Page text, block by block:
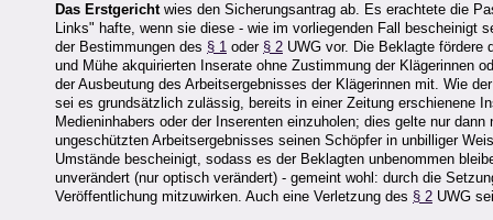
Das Erstgerichtwies den Sicherungsantrag ab. Es erachtete die
Links" hafte, wenn sie diese - wie im vorliegenden Fall bescheinigt
der Bestimmungen des § 1 oder § 2 UWG vor. Die Beklagte fördere
und Mühe akquirierten Inserate ohne Zustimmung der Klägerinnen
der Ausbeutung des Arbeitsergebnisses der Klägerinnen mit. Wie
sei es grundsätzlich zulässig, bereits in einer Zeitung erschienene
Medieninhabers oder der Inserenten einzuholen; dies gelte nur
ungeschützten Arbeitsergebnisses seinen Schöpfer in unbilliger
Umstände bescheinigt, sodass es der Beklagten unbenommen
unverändert (nur optisch verändert) - gemeint wohl: durch die
Veröffentlichung mitzuwirken. Auch eine Verletzung des § 2 UWG